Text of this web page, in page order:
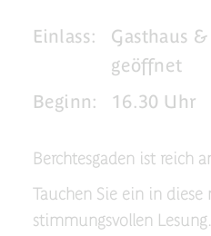
Einlass:
Gasthaus
geöffnet
Beginn:
16.30 Uhr
Berchtesgaden ist reich
Tauchen Sie ein in diese
stimmungsvollen